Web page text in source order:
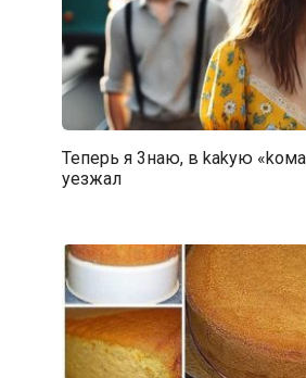
Тепepь я 3наю, в kakyю
yeзжaл